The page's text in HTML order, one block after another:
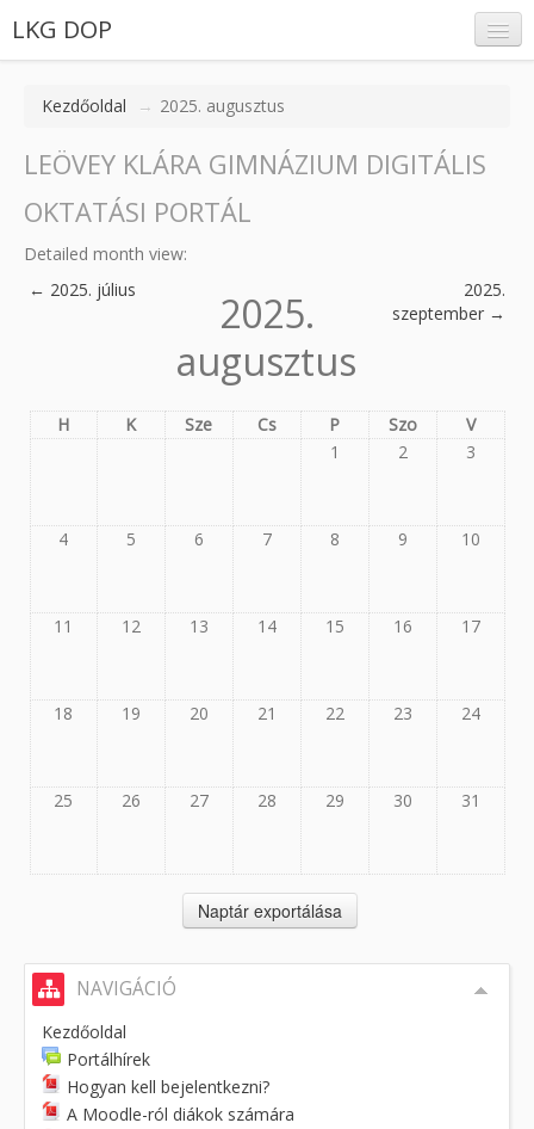
LKG DOP
Kezdőoldal → 2025. augusztus
LEÖVEY KLÁRA GIMNÁZIUM DIGITÁLIS
OKTATÁSI PORTÁL
Detailed month view:
← 2025. július
2025.
augusztus
2025.
szeptember →
H K Sze Cs P Szo
V
1
2 3
4 5 6 7 8 9 10
11 12 13 14 15 16 17
18 19 20 21 22 23 24
25 26 27 28 29 30 31
NAVIGÁCIÓ
Kezdőoldal
Portálhírek
Hogyan kell bejelentkezni?
A Moodle-ról diákok számára